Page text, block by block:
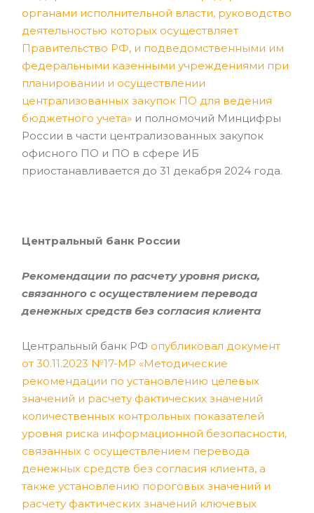
органами исполнительной власти, руководство
деятельностью которых осуществляет
Правительство РФ, и подведомственными им
федеральными казенными учреждениями при
планировании и осуществлении
централизованных закупок ПО для ведения
бюджетного учета» и полномочий Минцифры
России в части централизованных закупок
офисного ПО и ПО в сфере ИБ
приостанавливается до 31 декабря 2024 года.
Центральный банк России
Рекомендации по расчету уровня риска,
связанного с осуществлением перевода
денежных средств без согласия клиента
Центральный банк РФ опубликовал документ
от 30.11.2023 №17-МР «Методические
рекомендации по установлению целевых
значений и расчету фактических значений
количественных контрольных показателей
уровня риска информационной безопасности,
связанных с осуществлением перевода
денежных средств без согласия клиента, а
также установлению пороговых значений и
расчету фактических значений ключевых